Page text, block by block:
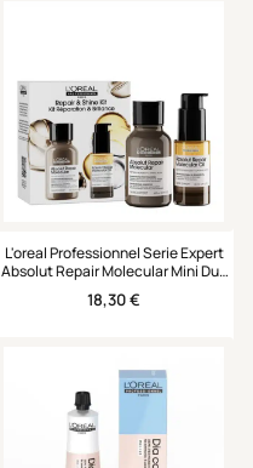
L'oreal Professionnel Serie Expert
Absolut Repair Molecular Mini Duo
Set Σαμπουάν & Έλαιο
18,30€